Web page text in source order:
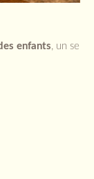
enfants, un se